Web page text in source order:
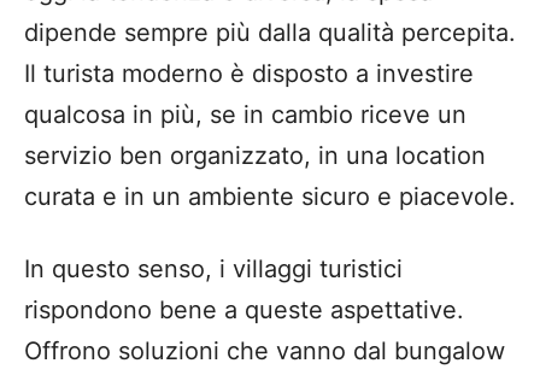
dipende sempre più dalla qualità percepita.
Il turista moderno è disposto a investire
qualcosa in più, se in cambio riceve un
servizio ben organizzato, in una location
curata e in un ambiente sicuro e piacevole.
In questo senso, i villaggi turistici
rispondono bene a queste aspettative.
Offrono soluzioni che vanno dal bungalow